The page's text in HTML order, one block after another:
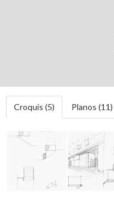
Croquis (5) Planos (11)